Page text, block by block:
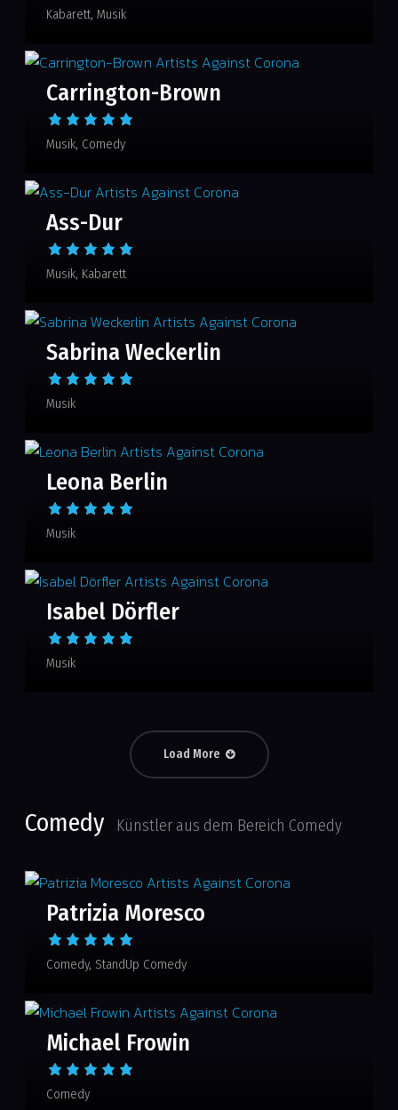
Kabarett Musik
Carrington-Brown
Musik Comedy
Ass-Dur
Musik Kabarett
Sabrina Weckerlin
Musik
Leona Berlin
Musik
Isabel Dörfler
Musik
Load More
Comedy Künstler aus dem Bereich Comedy
Patrizia Moresco
Comedy StandUp Comedy
Michael Frowin
Comedy